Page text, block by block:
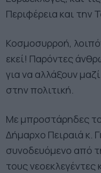
Περιφέρεια και την
Κοσμοσυρροή,
εκεί! Παρόντες
για να αλλάξουν
στην πολιτική.
Με μπροστάρηδες
Δήμαρχο Πειραιά κ.
συνοδευόμενο από
τους